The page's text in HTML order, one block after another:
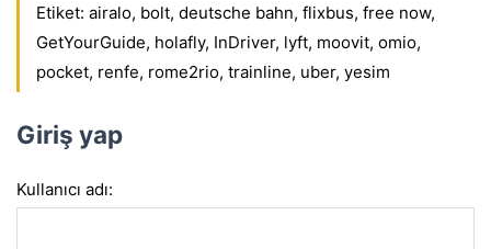
Etiket: airalo, bolt, deutsche bahn, flixbus, free now,
GetYourGuide, holafly, InDriver, lyft, moovit, omio,
pocket, renfe, rome2rio, trainline, uber, yesim
Giriş yap
Kullanıcı adı: